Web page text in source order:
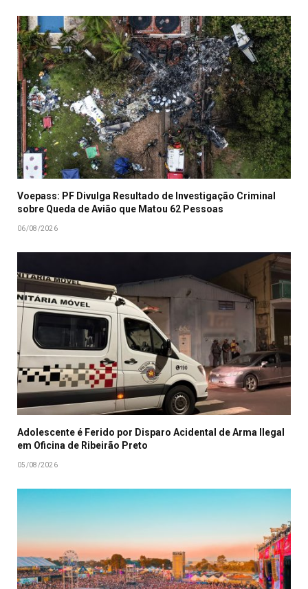
Voepass: PF Divulga Resultado de Investigação Criminal
sobre Queda de Avião que Matou 62 Pessoas
06/08/2026
Adolescente é Ferido por Disparo Acidental de Arma Ilegal
em Oficina de Ribeirão Preto
05/08/2026